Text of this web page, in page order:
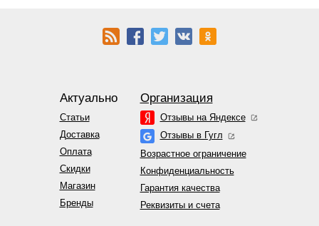
Актуально
Статьи
Доставка
Оплата
Скидки
Магазин
Бренды
Организация
Отзывы на Яндексе
Отзывы в Гугл
Возрастное ограничение
Конфиденциальность
Гарантия качества
Реквизиты и счета